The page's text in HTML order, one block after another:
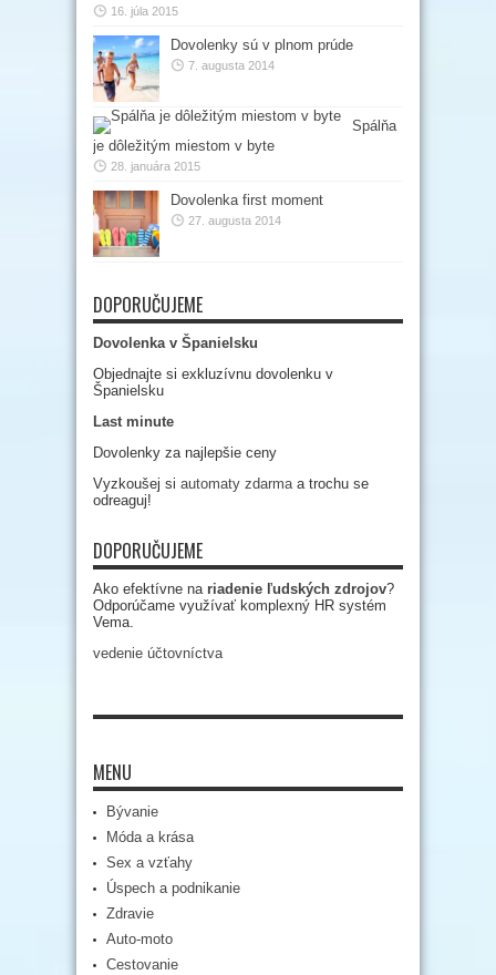
16. júla 2015
Dovolenky sú v plnom prúde
7. augusta 2014
Spálňa
je dôležitým miestom v byte
28. januára 2015
Dovolenka first moment
27. augusta 2014
DOPORUČUJEME
Dovolenka v Španielsku
Objednajte si exkluzívnu dovolenku v
Španielsku
Last minute
Dovolenky za najlepšie ceny
Vyzkoušej si automaty zdarma a trochu se
odreaguj!
DOPORUČUJEME
Ako efektívne na riadenie ľudských zdrojov?
Odporúčame využívať komplexný HR systém
Vema.
vedenie účtovníctva
MENU
Bývanie
Móda a krása
Sex a vzťahy
Úspech a podnikanie
Zdravie
Auto-moto
Cestovanie